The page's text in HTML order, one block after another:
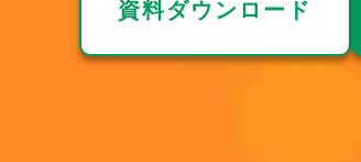
資料ダウンロード